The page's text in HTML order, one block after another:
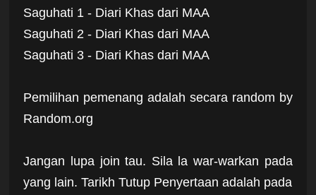
Saguhati 1 - Diari Khas dari MAA
Saguhati 2 - Diari Khas dari MAA
Saguhati 3 - Diari Khas dari MAA
Pemilihan pemenang adalah secara random by
Random.org
Jangan lupa join tau. Sila la war-warkan pada
yang lain. Tarikh Tutup Penyertaan adalah pada